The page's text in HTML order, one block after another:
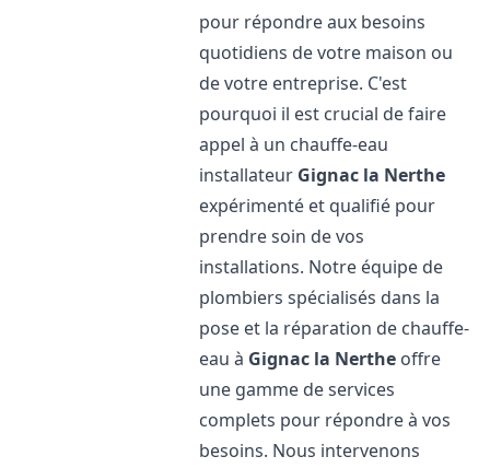
pour répondre aux besoins
quotidiens de votre maison ou
de votre entreprise. C'est
pourquoi il est crucial de faire
appel à un chauffe-eau
installateur Gignac la Nerthe
expérimenté et qualifié pour
prendre soin de vos
installations. Notre équipe de
plombiers spécialisés dans la
pose et la réparation de chauffe-
eau à Gignac la Nerthe offre
une gamme de services
complets pour répondre à vos
besoins. Nous intervenons